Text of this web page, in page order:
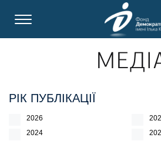
РІК ПУБЛІКАЦІЇ
2026
2024